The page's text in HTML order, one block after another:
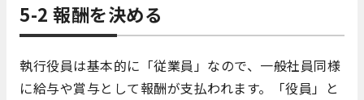
5-2 報酬を決める
執行役員は基本的に「従業員」なので、一般社員同様
に給与や賞与として報酬が支払われます。「役員」と